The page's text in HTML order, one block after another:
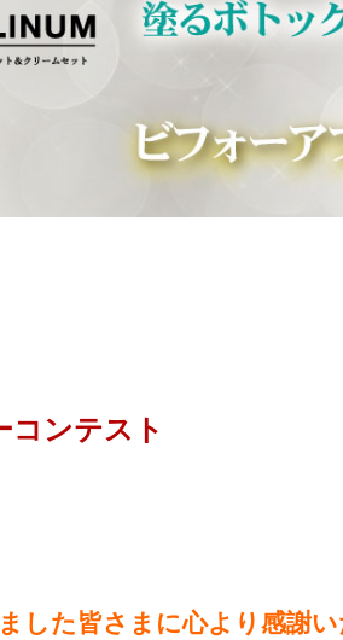
コンテスト
た皆さまに心より感謝い